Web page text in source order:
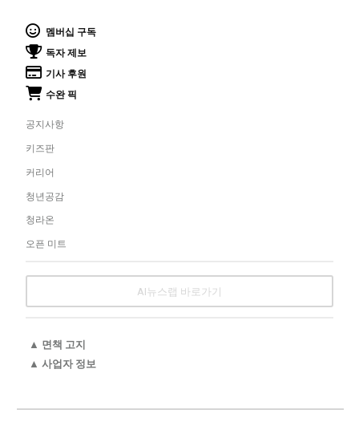
멤버십 구독
독자 제보
기사 후원
수완 픽
공지사항
키즈판
커리어
청년공감
청라온
오픈 미트
AI뉴스랩 바로가기
▲ 면책 고지
▲ 사업자 정보